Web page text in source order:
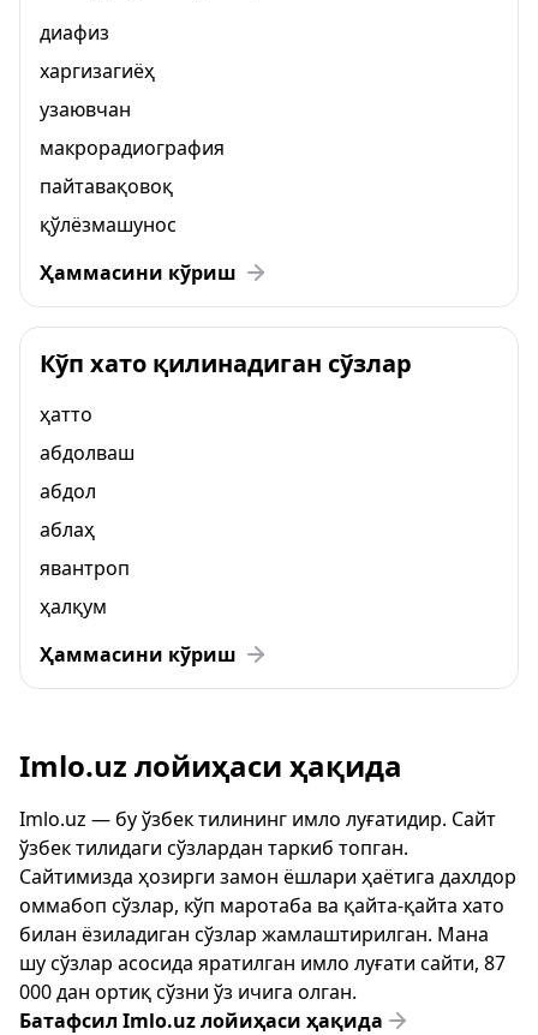
диафиз
харгизагиёҳ
узаювчан
макрорадиография
пайтавақовоқ
қўлёзмашунос
Ҳаммасини кўриш
Кўп хато қилинадиган сўзлар
ҳатто
абдолваш
абдол
аблаҳ
явантроп
ҳалқум
Ҳаммасини кўриш
Imlo.uz лойиҳаси ҳақида
Imlo.uz — бу ўзбек тилининг имло луғатидир. Сайт
ўзбек тилидаги сўзлардан таркиб топган.
Сайтимизда ҳозирги замон ёшлари ҳаётига дахлдор
оммабоп сўзлар, кўп маротаба ва қайта-қайта хато
билан ёзиладиган сўзлар жамлаштирилган. Мана
шу сўзлар асосида яратилган имло луғати сайти, 87
000 дан ортиқ сўзни ўз ичига олган.
Батафсил Imlo.uz лойиҳаси ҳақида